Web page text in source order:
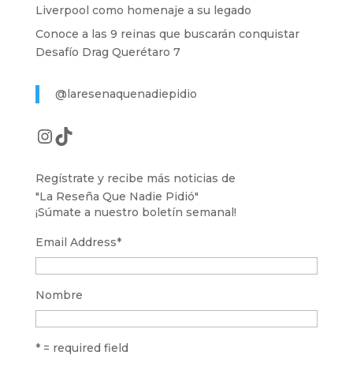
Liverpool como homenaje a su legado
Conoce a las 9 reinas que buscarán conquistar
Desafío Drag Querétaro 7
@laresenaquenadiepidio
Instagram
TikTok
Regístrate y recibe más noticias de
"La Reseña Que Nadie Pidió"
¡Súmate a nuestro boletín semanal!
Email Address*
Nombre
* = required field